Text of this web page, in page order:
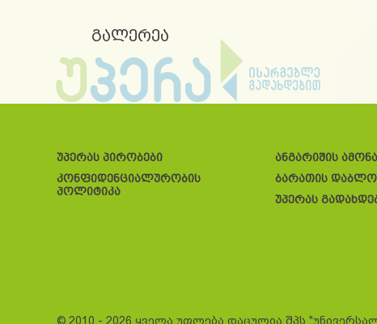
გალერეა
უპერას პირობები
კონფიდენციალურობის
პოლიტიკა
ანგარიშის
ბარათის
უპერას
© 2010 - 2026 ყველა უფლება დაცულია შპს